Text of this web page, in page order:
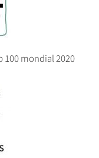
100 mondial 2020